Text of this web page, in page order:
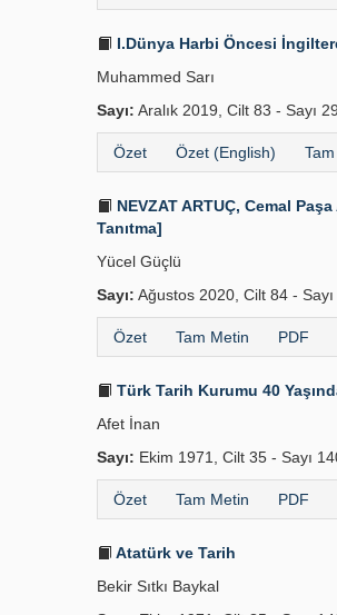
I.Dünya Harbi Öncesi
Muhammed Sarı
Sayı: Aralık 2019, Cilt 83 - Sayı
Özet Özet (English)
NEVZAT ARTUÇ, Cemal
Tanıtma]
Yücel Güçlü
Sayı: Ağustos 2020, Cilt 84 -
Özet Tam Metin PDF
Türk Tarih Kurumu 40
Afet İnan
Sayı: Ekim 1971, Cilt 35 - Sayı
Özet Tam Metin PDF
Atatürk ve Tarih
Bekir Sıtkı Baykal